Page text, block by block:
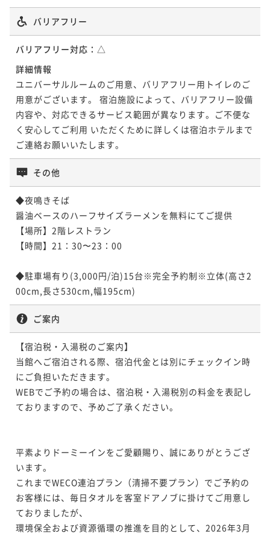
バリアフリー
バリアフリー対応： △
詳細情報
ユニバーサルルームのご用意、バリアフリー用トイレのご
用意がございます。 宿泊施設によって、バリアフリー設備
内容や、対応できるサービス範囲が異なります。ご不便な
く安心してご利用 いただくために詳しくは宿泊ホテルまで
ご連絡お願いいたします。
その他
◆夜鳴きそば
醤油ベースのハーフサイズラーメンを無料にてご提供
【場所】2階レストラン
【時間】21：30〜23：00
◆駐車場有り(3,000円/泊)15台※完全予約制※立体(高さ2
00cm,長さ530cm,幅195cm)
ご案内
【宿泊税・入湯税のご案内】
当館へご宿泊される際、宿泊代金とは別にチェックイン時
にご負担いただきます。
WEBでご予約の場合は、宿泊税・入湯税別の料金を表記し
ておりますので、予めご了承ください。
平素よりドーミーインをご愛顧賜り、誠にありがとうござ
います。
これまでWECO連泊プラン（清掃不要プラン）でご予約の
お客様には、毎日タオルを客室ドアノブに掛けてご用意し
ておりましたが、
環境保全および資源循環の推進を目的として、2026年3月